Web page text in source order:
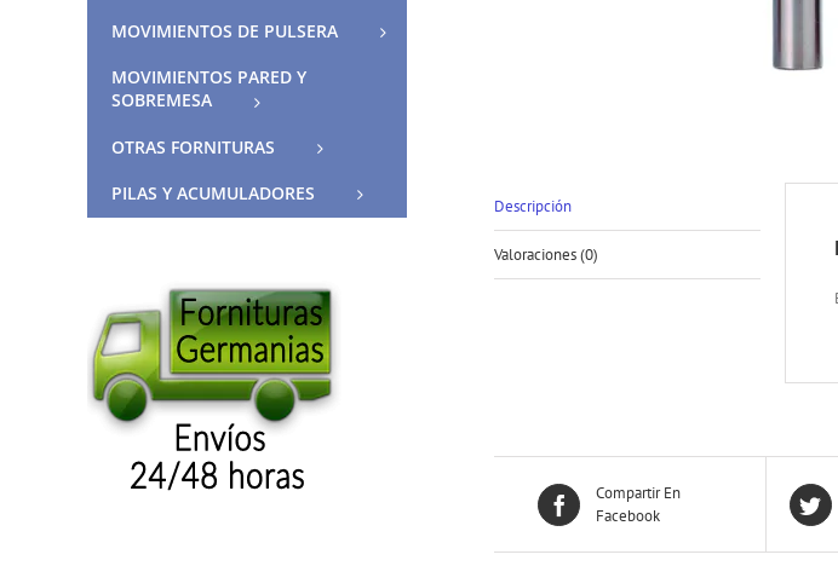
Descripción
Valoraciones (0)
Compartir En
Facebook
MOVIMIENTOS DE PULSERA
MOVIMIENTOS PARED Y
SOBREMESA
OTRAS FORNITURAS
PILAS Y ACUMULADORES